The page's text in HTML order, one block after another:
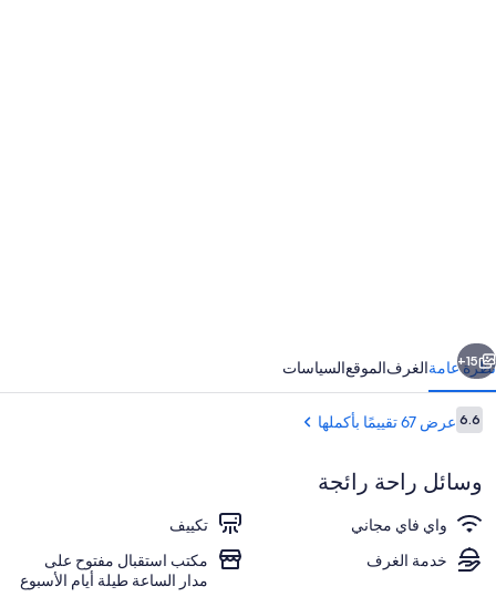
التالي
15+
نظرة عامةالغرفالموقعالسياسات
التقييمات
6.66.6 من 10عرض 67 تقييمًا بأكملها
وسائل راحة رائجة
واي فاي مجاني
تكييف
خدمة الغرف
مكتب استقبال مفتوح على
مدار الساعة طيلة أيام الأسبوع